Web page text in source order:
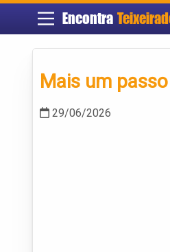
Encontra
Mais um
29/06/2026